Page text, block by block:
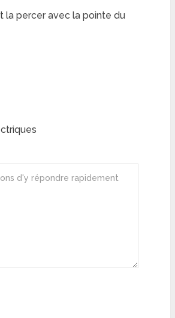
la percer avec la pointe du